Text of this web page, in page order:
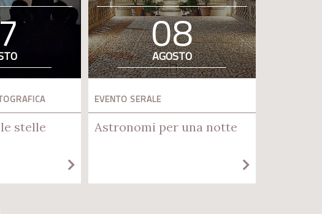
stelle
08
AGOSTO
EVENTO SERALE
Astronomi per una notte